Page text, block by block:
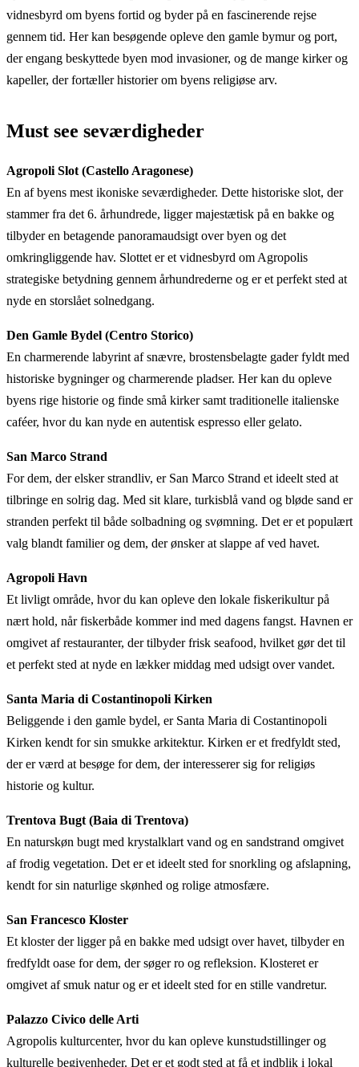
vidnesbyrd om byens fortid og byder på en fascinerende rejse
gennem tid. Her kan besøgende opleve den gamle bymur og port,
der engang beskyttede byen mod invasioner, og de mange kirker og
kapeller, der fortæller historier om byens religiøse arv.
Must see seværdigheder
Agropoli Slot (Castello Aragonese)
En af byens mest ikoniske seværdigheder. Dette historiske slot, der
stammer fra det 6. århundrede, ligger majestætisk på en bakke og
tilbyder en betagende panoramaudsigt over byen og det
omkringliggende hav. Slottet er et vidnesbyrd om Agropolis
strategiske betydning gennem århundrederne og er et perfekt sted at
nyde en storslået solnedgang.
Den Gamle Bydel (Centro Storico)
En charmerende labyrint af snævre, brostensbelagte gader fyldt med
historiske bygninger og charmerende pladser. Her kan du opleve
byens rige historie og finde små kirker samt traditionelle italienske
caféer, hvor du kan nyde en autentisk espresso eller gelato.
San Marco Strand
For dem, der elsker strandliv, er San Marco Strand et ideelt sted at
tilbringe en solrig dag. Med sit klare, turkisblå vand og bløde sand er
stranden perfekt til både solbadning og svømning. Det er et populært
valg blandt familier og dem, der ønsker at slappe af ved havet.
Agropoli Havn
Et livligt område, hvor du kan opleve den lokale fiskerikultur på
nært hold, når fiskerbåde kommer ind med dagens fangst. Havnen er
omgivet af restauranter, der tilbyder frisk seafood, hvilket gør det til
et perfekt sted at nyde en lækker middag med udsigt over vandet.
Santa Maria di Costantinopoli Kirken
Beliggende i den gamle bydel, er Santa Maria di Costantinopoli
Kirken kendt for sin smukke arkitektur. Kirken er et fredfyldt sted,
der er værd at besøge for dem, der interesserer sig for religiøs
historie og kultur.
Trentova Bugt (Baia di Trentova)
En naturskøn bugt med krystalklart vand og en sandstrand omgivet
af frodig vegetation. Det er et ideelt sted for snorkling og afslapning,
kendt for sin naturlige skønhed og rolige atmosfære.
San Francesco Kloster
Et kloster der ligger på en bakke med udsigt over havet, tilbyder en
fredfyldt oase for dem, der søger ro og refleksion. Klosteret er
omgivet af smuk natur og er et ideelt sted for en stille vandretur.
Palazzo Civico delle Arti
Agropolis kulturcenter, hvor du kan opleve kunstudstillinger og
kulturelle begivenheder. Det er et godt sted at få et indblik i lokal